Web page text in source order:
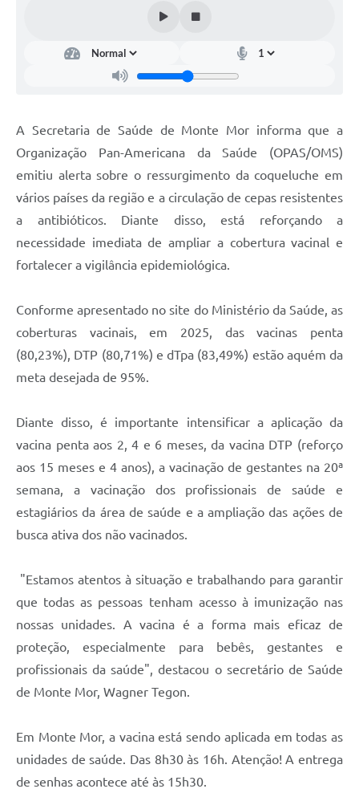
Arquivos para Download
SIC
A Secretaria de Saúde de Monte Mor informa que a
Organização Pan-Americana da Saúde (OPAS/OMS)
emitiu alerta sobre o ressurgimento da coqueluche em
vários países da região e a circulação de cepas resistentes
a antibióticos. Diante disso, está reforçando a
necessidade imediata de ampliar a cobertura vacinal e
fortalecer a vigilância epidemiológica.
Conforme apresentado no site do Ministério da Saúde, as
coberturas vacinais, em 2025, das vacinas penta
(80,23%), DTP (80,71%) e dTpa (83,49%) estão aquém da
meta desejada de 95%.
Diante disso, é importante intensificar a aplicação da
vacina penta aos 2, 4 e 6 meses, da vacina DTP (reforço
aos 15 meses e 4 anos), a vacinação de gestantes na 20ª
semana, a vacinação dos profissionais de saúde e
estagiários da área de saúde e a ampliação das ações de
busca ativa dos não vacinados.
"Estamos atentos à situação e trabalhando para garantir
que todas as pessoas tenham acesso à imunização nas
nossas unidades. A vacina é a forma mais eficaz de
proteção, especialmente para bebês, gestantes e
profissionais da saúde", destacou o secretário de Saúde
de Monte Mor, Wagner Tegon.
Em Monte Mor, a vacina está sendo aplicada em todas as
unidades de saúde. Das 8h30 às 16h. Atenção! A entrega
de senhas acontece até às 15h30.